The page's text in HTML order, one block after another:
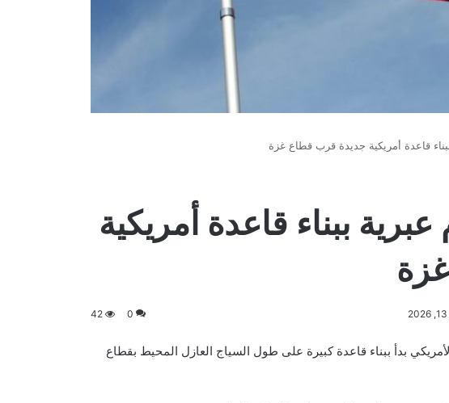
قاعدة أمريكية جديدة قرب قطاع غزة
ببناء قاعدة أمريكية
0
42
بدأ ببناء قاعدة كبيرة على طول السياج العازل المحيط بقطاع